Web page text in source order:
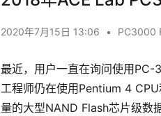
2020年7月15日 13:06 • PC3000
最近，用户一直在询问使用
工程师仍在使用Pentium 4
量的大型NAND Flash芯片级数